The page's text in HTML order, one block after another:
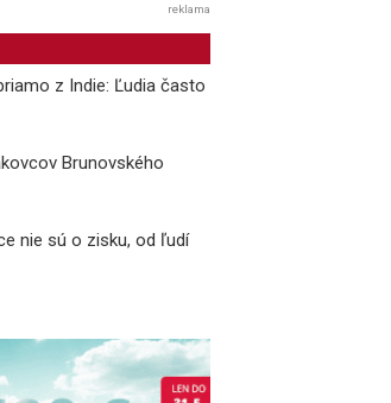
reklama
z Indie: Ľudia často
Brunovského
nie sú o zisku, od ľudí